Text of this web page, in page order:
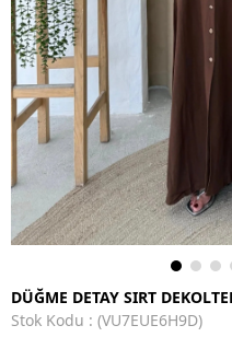
DÜĞME DETAY SIRT
Stok Kodu
(VU7EUE6H9D)